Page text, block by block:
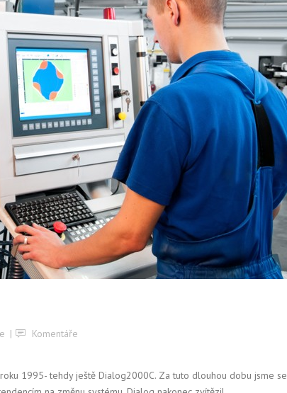
Komentáře
1995- tehdy ještě Dialog2000C. Za tuto dlouhou dobu jsme se